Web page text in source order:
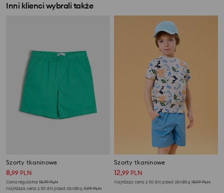
Inni klienci wybrali także
Szorty tkaninowe
8,99 PLN
Cena regularna 15,99PLN
Najniższa cena z 30 dni przed obniżką 11,99PLN
Szorty tkaninowe
12,99 PLN
Najniższa cena z 30 dni przed obniżką 15,99PLN